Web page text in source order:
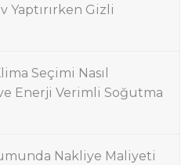
Yaptırırken Gizli
Seçimi Nasıl
Enerji Verimli Soğutma
Nakliye Maliyeti